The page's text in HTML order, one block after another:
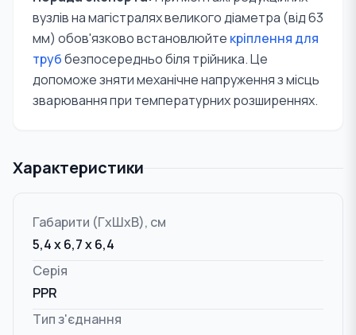
вузлів на магістралях великого діаметра (від 63
мм) обов'язково встановлюйте кріплення для
труббезпосередньо біля трійника. Це
допоможе зняти механічне напруження з місць
зварювання при температурних розширеннях.
Характеристики
Габарити (ГxШxВ), см
5,4 x 6,7 x 6,4
Серія
PPR
Тип з'єднання